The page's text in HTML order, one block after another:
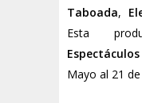
Taboada,
Esta
Espectáculos
Mayo al 21 de